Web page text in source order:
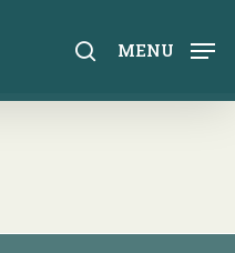
search
MENU